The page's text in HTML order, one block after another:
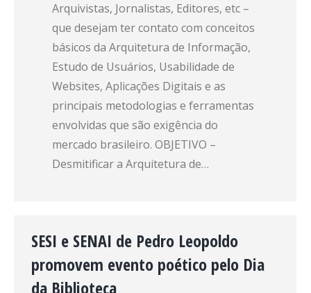
Arquivistas, Jornalistas, Editores, etc –
que desejam ter contato com conceitos
básicos da Arquitetura de Informação,
Estudo de Usuários, Usabilidade de
Websites, Aplicações Digitais e as
principais metodologias e ferramentas
envolvidas que são exigência do
mercado brasileiro. OBJETIVO –
Desmitificar a Arquitetura de…
SESI e SENAI de Pedro Leopoldo
promovem evento poético pelo Dia
da Biblioteca